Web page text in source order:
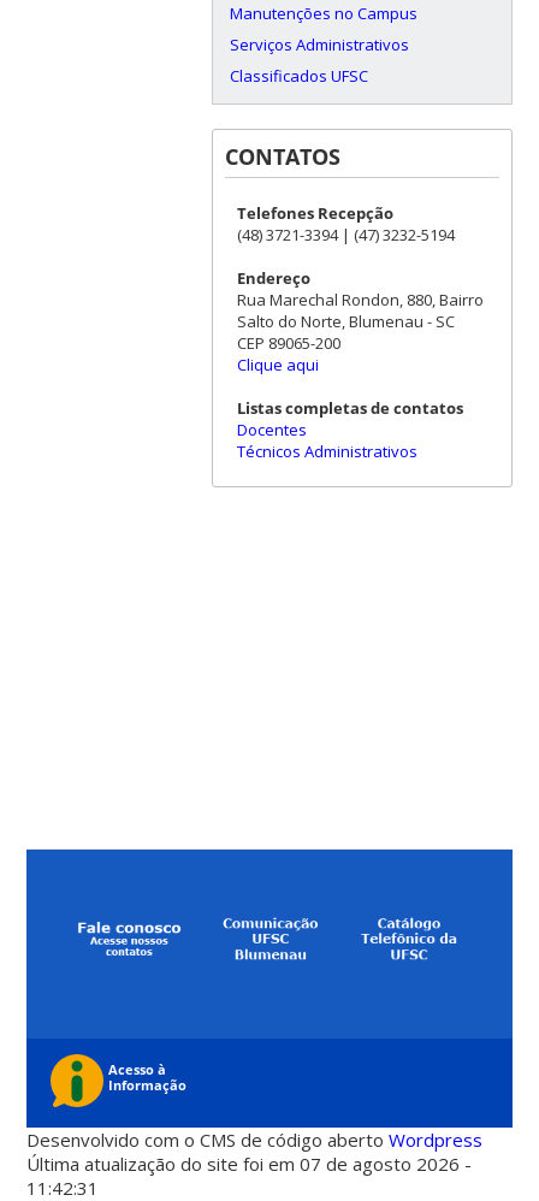
Manutenções no Campus
Serviços Administrativos
Classificados UFSC
CONTATOS
Telefones Recepção
(48) 3721-3394 | (47) 3232-5194
Endereço
Rua Marechal Rondon, 880, Bairro
Salto do Norte, Blumenau - SC
CEP 89065-200
Clique aqui
Listas completas de contatos
Docentes
Técnicos Administrativos
Desenvolvido com o CMS de código abertoWordpress
Última atualização do site foi em 07 de agosto 2026 -
11:42:31